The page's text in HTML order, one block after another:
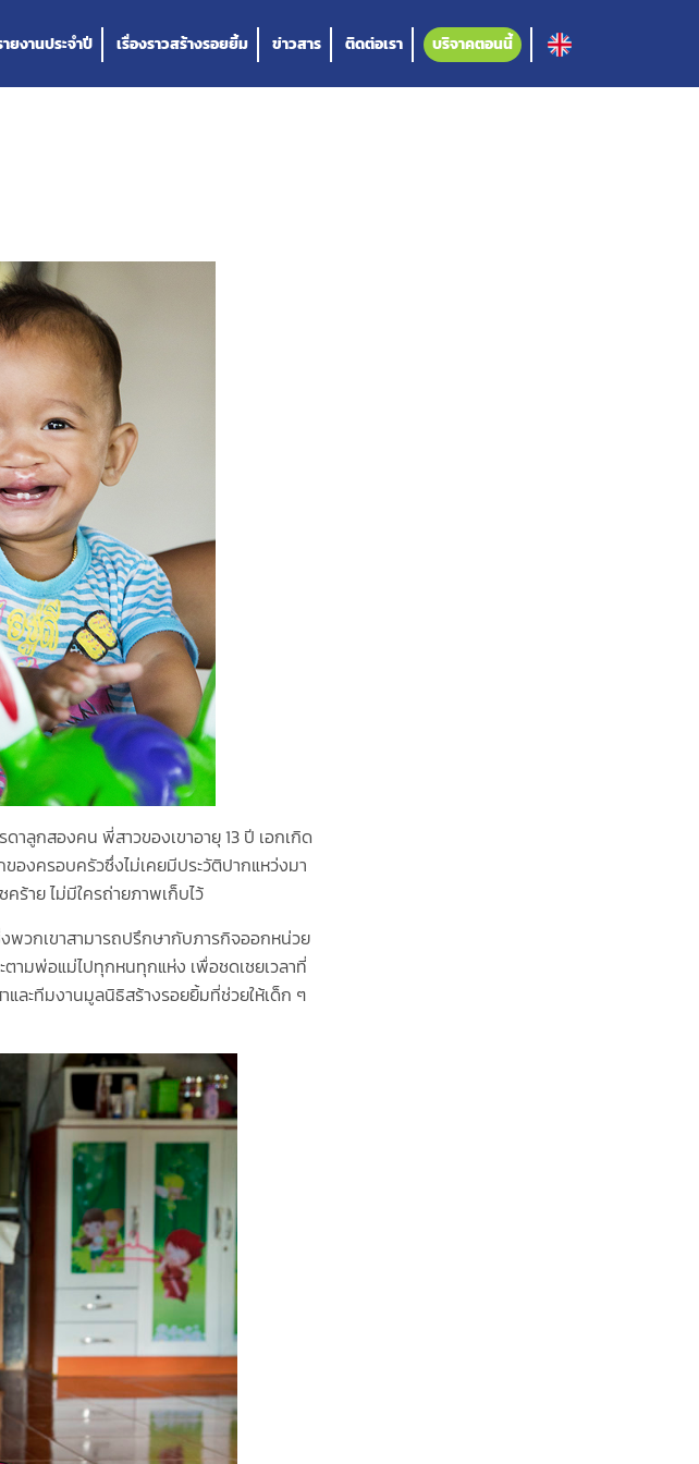
ายงานประจำปี เรื่องราวสร้างรอยยิ้ม ข่าวสาร ติดต่อเรา บริจาคตอนนี้
ลูกสองคน พี่สาวของเขาอายุ 13 ปี เอกเกิด
องครอบครัวซึ่งไม่เคยมีประวัติปากแหว่งมา
ร้าย ไม่มีใครถ่ายภาพเก็บไว้
พวกเขาสามารถปรึกษากับภารกิจออกหน่วย
ามพ่อแม่ไปทุกหนทุกแห่ง เพื่อชดเชยเวลาที่
ละทีมงานมูลนิธิสร้างรอยยิ้มที่ช่วยให้เด็ก ๆ